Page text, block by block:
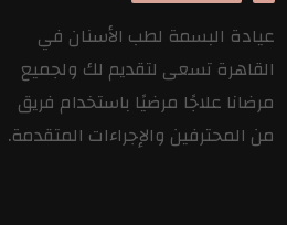
عيادة البسمة لطب الأسنان في
القاهرة تسعى لتقديم لك ولجميع
مرضانا علاجًا مرضيًا باستخدام فريق
من المحترفين والإجراءات المتقدمة.